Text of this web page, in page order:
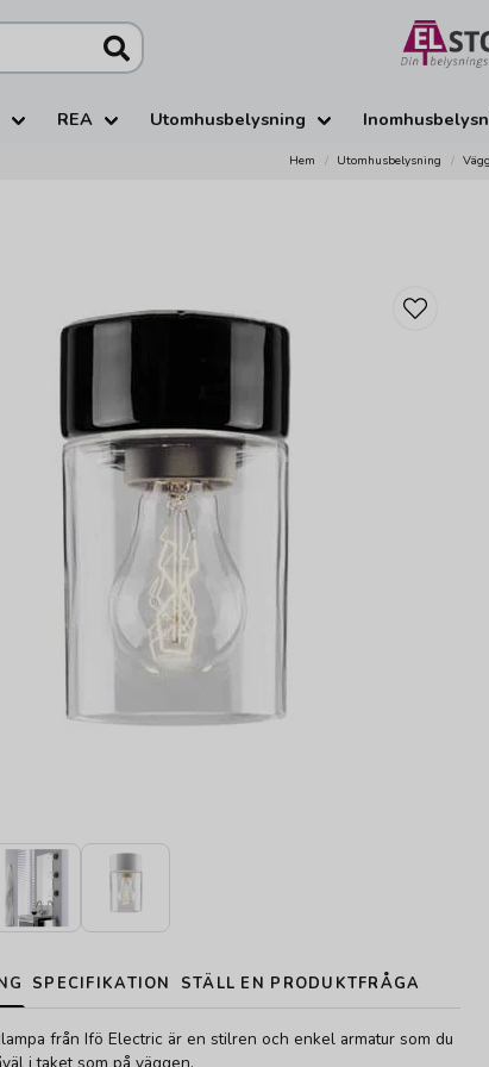
REA Utomhusbelysning
Hem Utomhusbelysning
SPECIFIKATION STÄLL EN PRODUKTFRÅGA
från Ifö Electric är en stilren och enkel armatur som du